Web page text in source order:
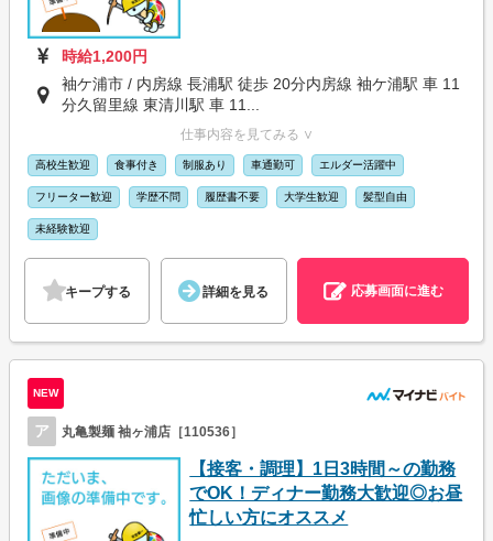
時給1,200円
袖ケ浦市 / 内房線 長浦駅 徒歩 20分内房線 袖ケ浦駅 車 11
分久留里線 東清川駅 車 11...
仕事内容を見てみる ∨
高校生歓迎 食事付き 制服あり 車通勤可 エルダー活躍中
フリーター歓迎 学歴不問 履歴書不要 大学生歓迎 髪型自由
未経験歓迎
キープする 詳細を見る 応募画面に進む
NEW
ア 丸亀製麺 袖ヶ浦店［110536］
【接客・調理】1日3時間～の勤務
でOK！ディナー勤務大歓迎◎お昼
忙しい方にオススメ